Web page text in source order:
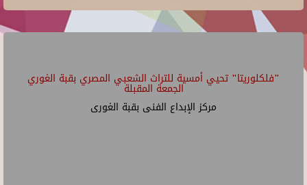
"فلكلوريتا" تحيي أمسية للتراث الشعبي المصري بقبة الغوري
الجمعة المقبلة
مركز الإبداع الفنى بقبة الغورى